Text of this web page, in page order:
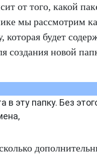
от того, какой
мы рассмотрим
будет
создания новой
эту папку. Без